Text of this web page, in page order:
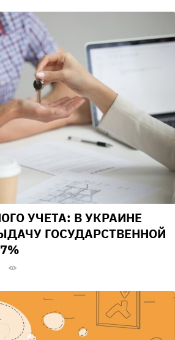
УЧЕТА: В УКРАИНЕ
ГОСУДАРСТВЕННОЙ